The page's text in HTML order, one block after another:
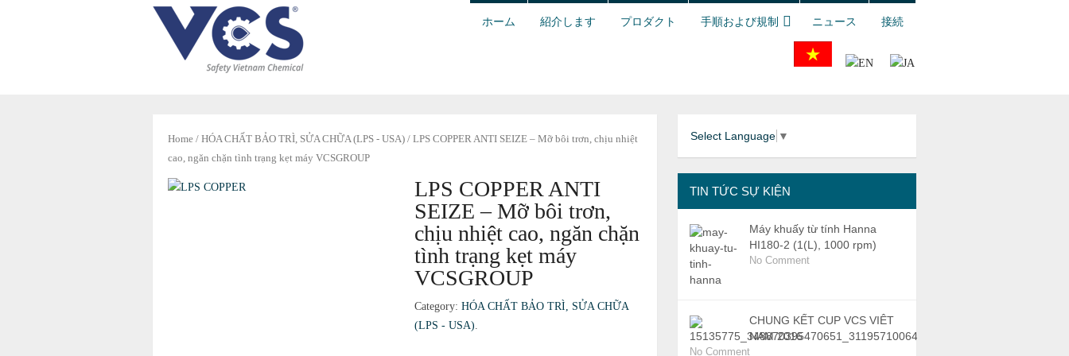
ホーム 紹介します プロダクト 手順および規制 ニュース 接続
Home / HÓA CHẤT BẢO TRÌ, SỬA CHỮA (LPS - USA) / LPS COPPER ANTI SEIZE – Mỡ bôi trơn, chịu nhiệt
cao, ngăn chặn tình trạng kẹt máy VCSGROUP
LPS COPPER ANTI
SEIZE – Mỡ bôi trơn,
chịu nhiệt cao, ngăn chặn
tình trạng kẹt máy
VCSGROUP
Category: HÓA CHẤT BẢO TRÌ, SỬA CHỮA
(LPS - USA)
Select Language ▼
TIN TỨC SỰ KIỆN
Máy khuấy từ tính Hanna
HI180-2 (1(L), 1000 rpm)
No Comment
CHUNG KẾT CUP VCS VIÊT
NAM 2016
No Comment